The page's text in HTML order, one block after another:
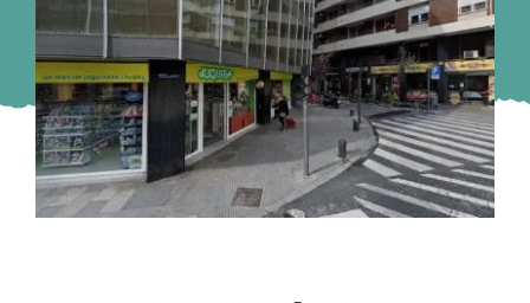
Gijón
Vigo
Córdoba